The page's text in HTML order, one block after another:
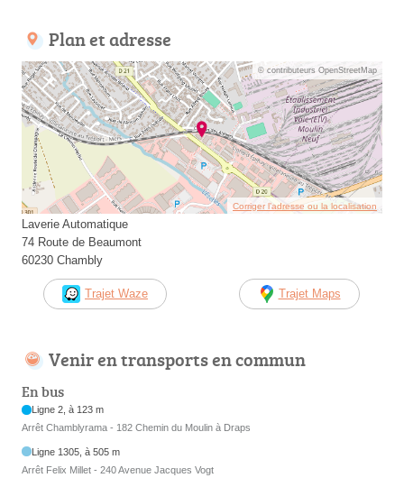
Plan et adresse
© contributeurs OpenStreetMap
Corriger l’adresse ou la localisation
Laverie Automatique
74 Route de Beaumont
60230 Chambly
Trajet Waze Trajet Maps
Venir en transports en commun
En bus
Ligne 2, à 123 m
Arrêt Chamblyrama - 182 Chemin du Moulin à Draps
Ligne 1305, à 505 m
Arrêt Felix Millet - 240 Avenue Jacques Vogt